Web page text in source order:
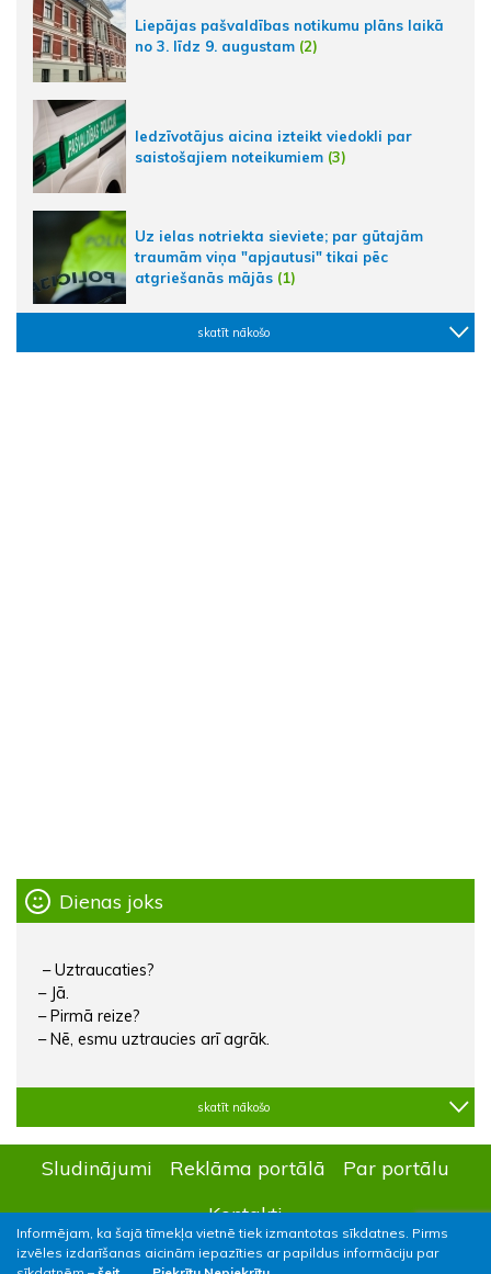
Informējam, ka šajā tīmekļa vietnē tiek izmantotas sīkdatnes. Pirms
izvēles izdarīšanas aicinām iepazīties ar papildus informāciju par
Liepājas pašvaldības notikumu plāns laikā
no 3. līdz 9. augustam (2)
Iedzīvotājus aicina izteikt viedokli par
saistošajiem noteikumiem (3)
Uz ielas notriekta sieviete; par gūtajām
traumām viņa "apjautusi" tikai pēc
atgriešanās mājās (1)
skatīt nākošo
Dienas joks
– Uztraucaties?
– Jā.
– Pirmā reize?
– Nē, esmu uztraucies arī agrāk.
skatīt nākošo
Sludinājumi Reklāma portālā
Par portālu
Kontakti